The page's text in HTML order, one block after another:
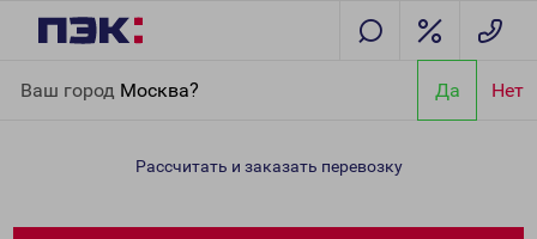
Ваш город Москва? Да Нет
Волгодонск
Рассчитать и заказать перевозку